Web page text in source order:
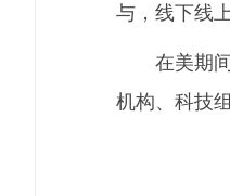
与，线下线
在美期间
机构、科技